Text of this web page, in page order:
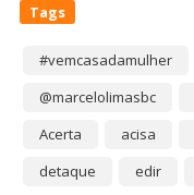
Tags
#vemcasadamulher
@marcelolimasbc
Acerta
acisa
detaque
edir